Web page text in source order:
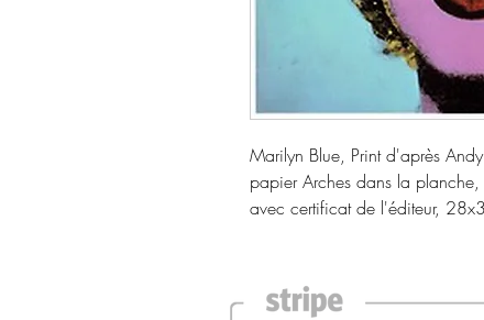
Marilyn Blue, Print d'après
papier Arches dans la
avec certificat de l'éditeur,